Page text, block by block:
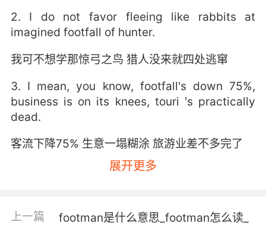
2. I do not favor fleeing like rabbits at
imagined footfall of hunter.
我可不想学那惊弓之鸟 猎人没来就四处逃窜
3. I mean, you know, footfall's down 75%,
business is on its knees, touri 's practically
dead.
客流下降75% 生意一塌糊涂 旅游业差不多完了
展开更多
上一篇
footman是什么意思_footman怎么读_